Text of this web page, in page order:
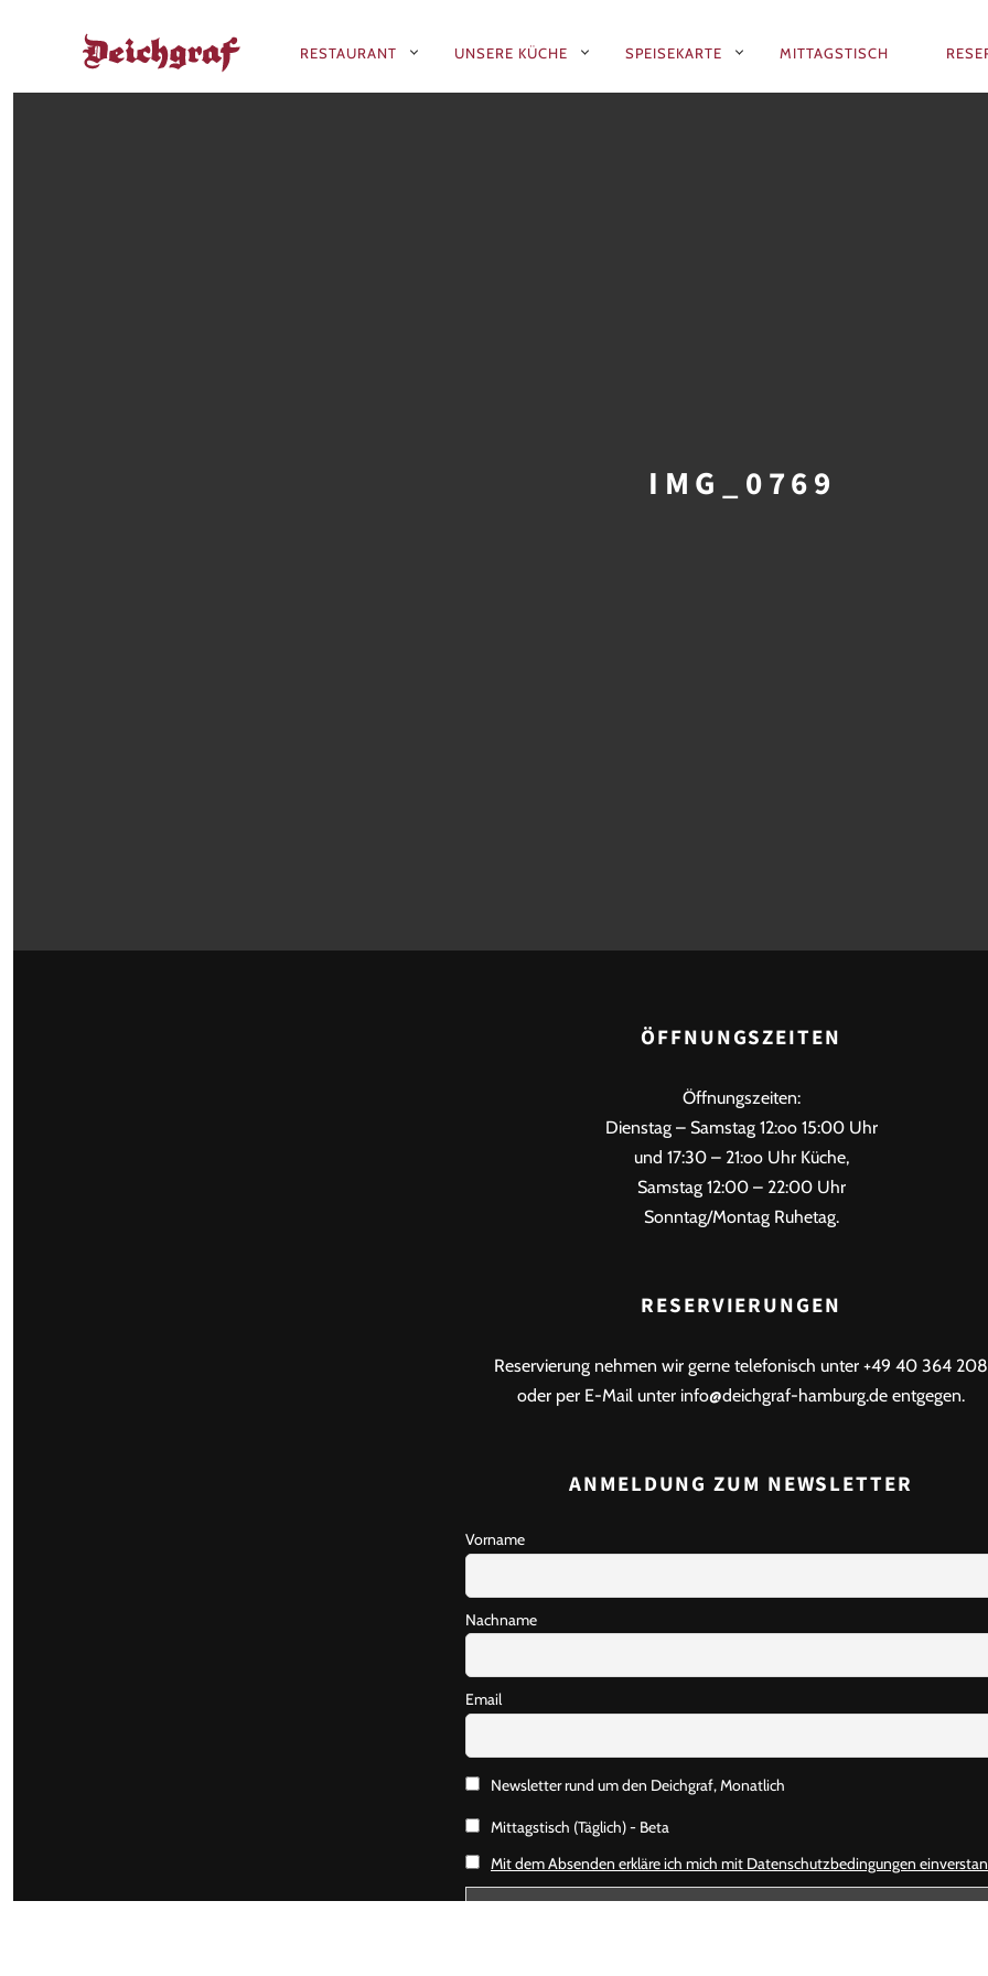
PRIMÄR-
RESTAURANT UNSERE KÜCHE SPEISEKARTE MITTAGSTISCH
IMG_0769
ÖFFNUNGSZEITEN
Öffnungszeiten:
Dienstag – Samstag 12:oo 15:00 Uhr
und 17:30 – 21:oo Uhr Küche,
Samstag 12:00 – 22:00 Uhr
Sonntag/Montag Ruhetag.
RESERVIERUNGEN
Reservierung nehmen wir gerne telefonisch unter +49 40 364 208
oder per E-Mail unter info@deichgraf-hamburg.de entgegen.
ANMELDUNG ZUM NEWSLETTER
Vorname
Nachname
Email
Newsletter rund um den Deichgraf, Monatlich
Mittagstisch (Täglich) - Beta
Mit dem Absenden erkläre ich mich mit Datenschutzbedingungen